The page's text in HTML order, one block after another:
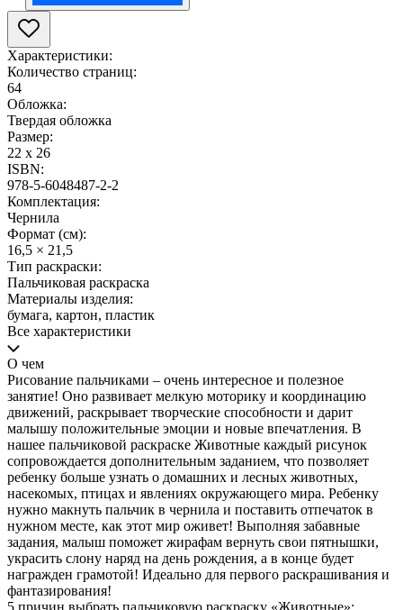
Характеристики:
Количество страниц:
64
Обложка:
Твердая обложка
Размер:
22 х 26
ISBN:
978-5-6048487-2-2
Комплектация:
Чернила
Формат (см):
16,5 × 21,5
Тип раскраски:
Пальчиковая раскраска
Материалы изделия:
бумага, картон, пластик
Все характеристики
О чем
Рисование пальчиками – очень интересное и полезное
занятие! Оно развивает мелкую моторику и координацию
движений, раскрывает творческие способности и дарит
малышу положительные эмоции и новые впечатления. В
нашее пальчиковой раскраске Животные каждый рисунок
сопровождается дополнительным заданием, что позволяет
ребенку больше узнать о домашних и лесных животных,
насекомых, птицах и явлениях окружающего мира. Ребенку
нужно макнуть пальчик в чернила и поставить отпечаток в
нужном месте, как этот мир оживет! Выполняя забавные
задания, малыш поможет жирафам вернуть свои пятнышки,
украсить слону наряд на день рождения, а в конце будет
награжден грамотой! Идеально для первого раскрашивания и
фантазирования!